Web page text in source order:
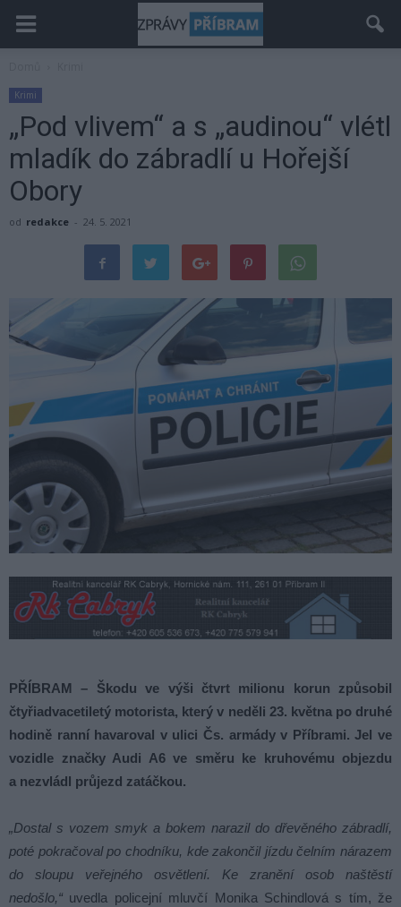
Krimi
„Pod vlivem“ a s „audinou“ vlétl
mladík do zábradlí u Hořejší
Obory
od redakce - 24. 5. 2021
PŘÍBRAM – Škodu ve výši čtvrt milionu korun způsobil
čtyřiadvacetiletý motorista, který v neděli 23. května po druhé
hodině ranní havaroval v ulici Čs. armády v Příbrami. Jel ve
vozidle značky Audi A6 ve směru ke kruhovému objezdu
a nezvládl průjezd zatáčkou.
„Dostal s vozem smyk a bokem narazil do dřevěného zábradlí,
poté pokračoval po chodníku, kde zakončil jízdu čelním nárazem
do sloupu veřejného osvětlení. Ke zranění osob naštěstí
nedošlo,“ uvedla policejní mluvčí Monika Schindlová s tím, že